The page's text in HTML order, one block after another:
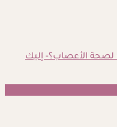
لصحة الأعصاب؟- إليك